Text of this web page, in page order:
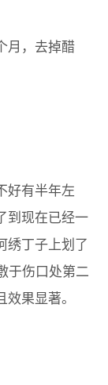
月，去掉醋
好有半年左
到现在已经一
绣丁子上划了
于伤口处第二
果显著。